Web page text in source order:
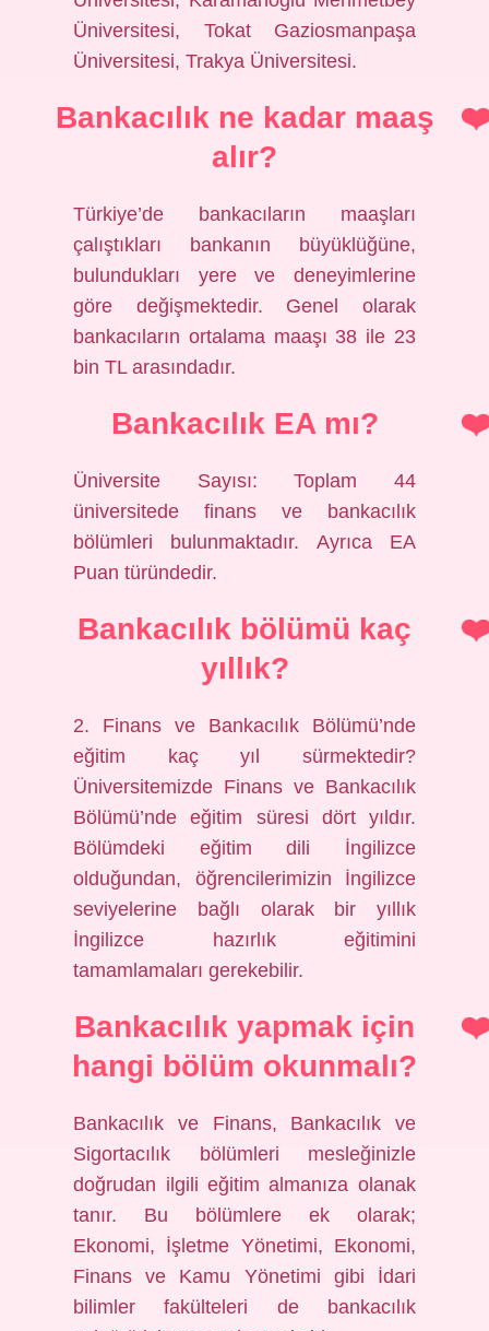
Üniversitesi, Tokat Gaziosmanpaşa
Üniversitesi, Trakya Üniversitesi.
Bankacılık ne kadar maaş
alır?
Türkiye’de bankacıların maaşları
çalıştıkları bankanın büyüklüğüne,
bulundukları yere ve deneyimlerine
göre değişmektedir. Genel olarak
bankacıların ortalama maaşı 38 ile 23
bin TL arasındadır.
Bankacılık EA mı?
Üniversite Sayısı: Toplam 44
üniversitede finans ve bankacılık
bölümleri bulunmaktadır. Ayrıca EA
Puan türündedir.
Bankacılık bölümü kaç
yıllık?
2. Finans ve Bankacılık Bölümü’nde
eğitim kaç yıl sürmektedir?
Üniversitemizde Finans ve Bankacılık
Bölümü’nde eğitim süresi dört yıldır.
Bölümdeki eğitim dili İngilizce
olduğundan, öğrencilerimizin İngilizce
seviyelerine bağlı olarak bir yıllık
İngilizce hazırlık eğitimini
tamamlamaları gerekebilir.
Bankacılık yapmak için
hangi bölüm okunmalı?
Bankacılık ve Finans, Bankacılık ve
Sigortacılık bölümleri mesleğinizle
doğrudan ilgili eğitim almanıza olanak
tanır. Bu bölümlere ek olarak;
Ekonomi, İşletme Yönetimi, Ekonomi,
Finans ve Kamu Yönetimi gibi İdari
bilimler fakülteleri de bankacılık